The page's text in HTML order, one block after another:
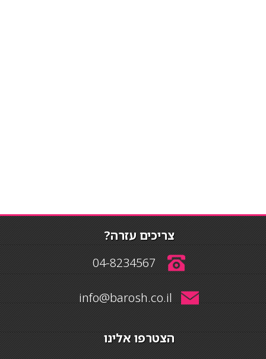
צריכים עזרה?
04-8234567
info@barosh.co.il
הצטרפו אלינו